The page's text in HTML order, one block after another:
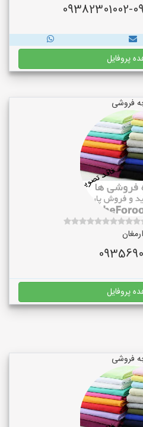
09382301002-
پروفایل
فروشی
ارمغان
پروفایل
فروشی